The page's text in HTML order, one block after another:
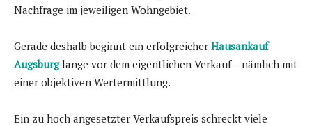
Nachfrage im jeweiligen Wohngebiet.
Gerade deshalb beginnt ein erfolgreicher Hausankauf
Augsburglange vor dem eigentlichen Verkauf – nämlich mit
einer objektiven Wertermittlung.
Ein zu hoch angesetzter Verkaufspreis schreckt viele